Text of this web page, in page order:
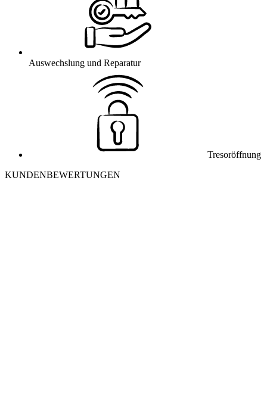
Auswechslung und Reparatur
Tresoröffnung
KUNDENBEWERTUNGEN